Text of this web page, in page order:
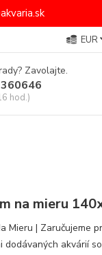
EUR
Zavolajte.
hod.)
na mieru
Mieru | Zaručujeme
dodávaných akvárií